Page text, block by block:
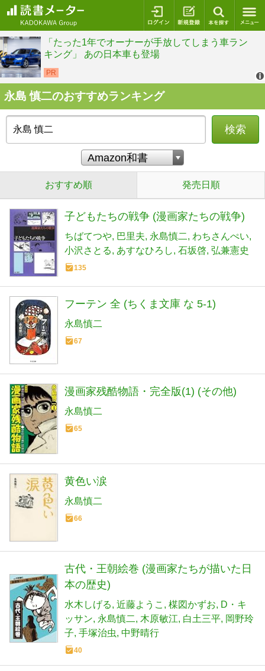
ログイン 新規登録
永島 慎二のおすすめランキング
検索
おすすめ順 発売日順
子どもたちの戦争 (漫画家たちの戦争)
ちばてつや 巴里夫 永島慎二
わちさんぺい
小沢さとる
あすなひろし 石坂啓 弘兼憲史
135
フーテン 全 (ちくま文庫 な 5-1)
永島慎二
67
漫画家残酷物語・完全版(1) (その他)
永島慎二
65
黄色い涙
永島慎二
66
古代・王朝絵巻 (漫画家たちが描いた日
本の歴史)
水木しげる 近藤ようこ 楳図かずお
D・キ
ッサン 永島慎二 木原敏江 白土三平 岡野玲
子 手塚治虫 中野晴行
40